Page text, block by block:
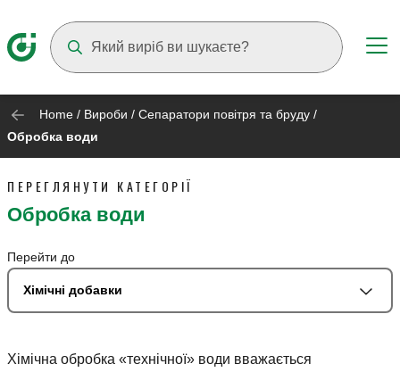
Home / Вироби / Сепаратори повітря та бруду /
Обробка води
ПЕРЕГЛЯНУТИ КАТЕГОРІЇ
Обробка води
Перейти до
Хімічні добавки
Хімічна обробка «технічної» води вважається